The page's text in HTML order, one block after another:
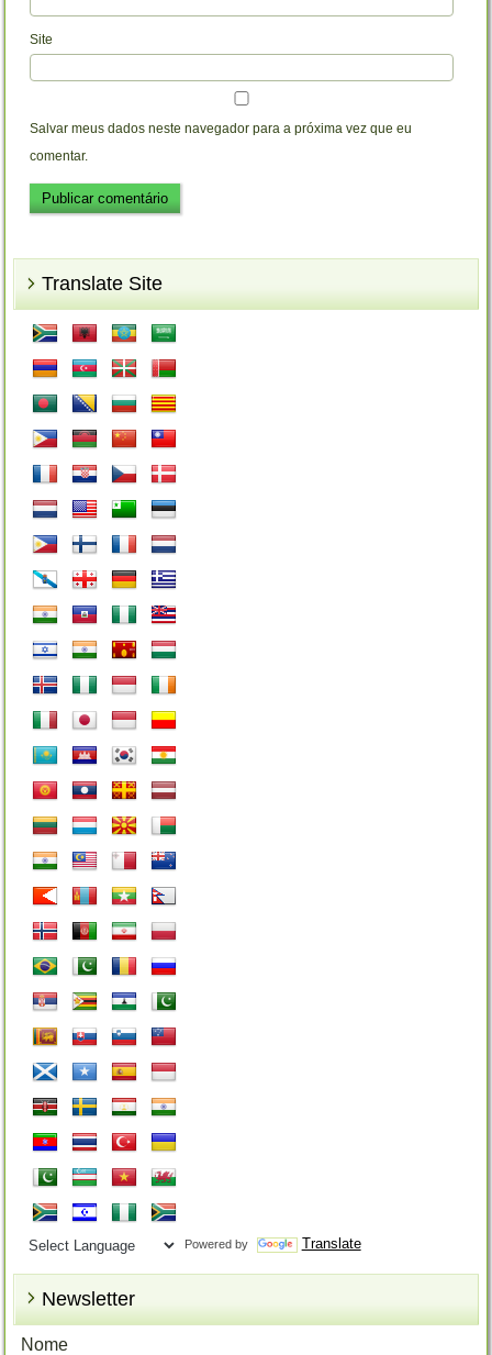
Site
Salvar meus dados neste navegador para a próxima vez que eu
comentar.
Translate Site
Powered by Translate
Newsletter
Nome